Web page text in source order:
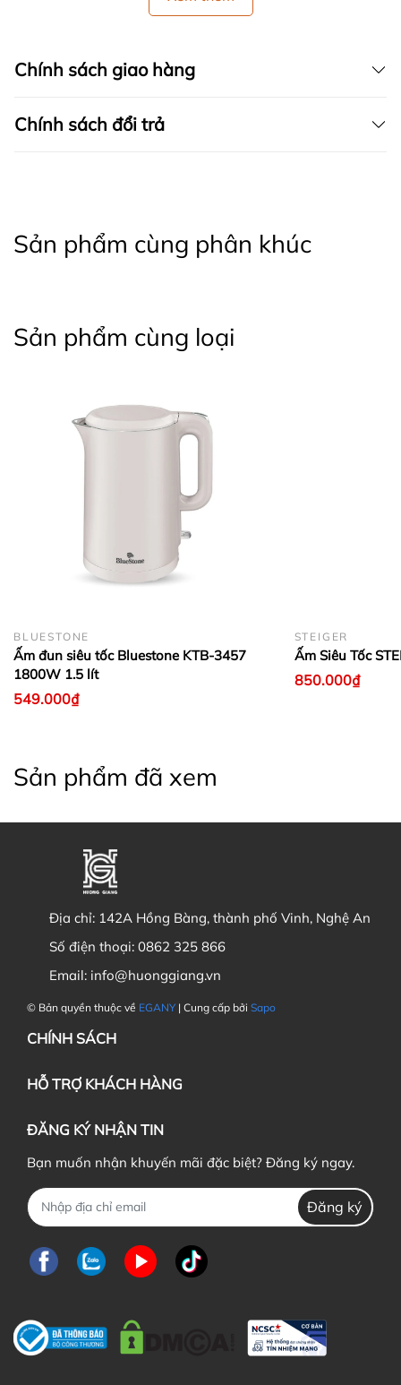
chỉnh riêng cho nhiệt độ ủ 60-100 ° C. Lưu Ý Khi Sử
vôi để đảm bảo tính thẩm mỹ, độ an toàn và tốt cho
sức khỏe của người sử dụng. Bảo quản ấm ở nhiệt
độ cao và độ ẩm lớn vì dễ gây hỏng hóc và gây mất
Chính sách giao hàng
Chính sách đổi trả
Sản phẩm cùng phân khúc
Sản phẩm cùng loại
BLUESTONE
Ấm đun siêu tốc Bluestone KTB-3457
1800W 1.5 lít
549.000₫
STEIGER
Ấm Siêu Tốc
850.000₫
Sản phẩm đã xem
Địa chỉ: 142A Hồng Bàng, thành phố Vinh, Nghệ An
Số điện thoại: 0862 325 866
Email: info@huonggiang.vn
© Bản quyền thuộc về EGANY | Cung cấp bởi Sapo
CHÍNH SÁCH
HỖ TRỢ KHÁCH HÀNG
ĐĂNG KÝ NHẬN TIN
Bạn muốn nhận khuyến mãi đặc biệt? Đăng ký ngay.
Đăng ký